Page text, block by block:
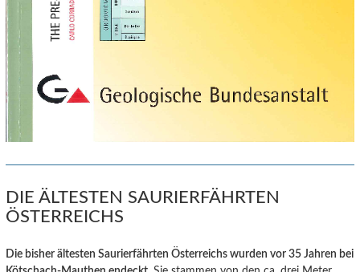
DIE ÄLTESTEN SAURIERFÄHRTEN
ÖSTERREICHS
Die bisher ältesten Saurierfährten Österreichs wurden vor 35 Jahren bei